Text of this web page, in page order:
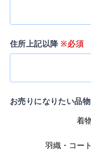
住所上記以降 ※必須
お売りになりたい品物
着
羽織・コー